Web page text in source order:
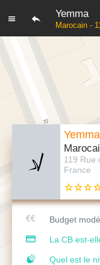
Yemma
Marocain -
Yemma
119 Rue
France
Budget
La CB est-
Quel est le